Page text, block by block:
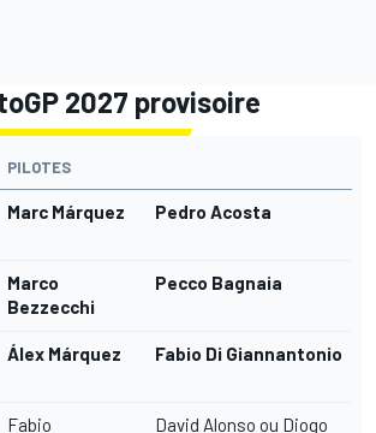
2027 provisoire
PILOTES
Marc Márquez Pedro Acosta
Marco
Bezzecchi
Pecco Bagnaia
Álex Márquez Fabio Di Giannantonio
Fabio
David Alonso ou Diogo